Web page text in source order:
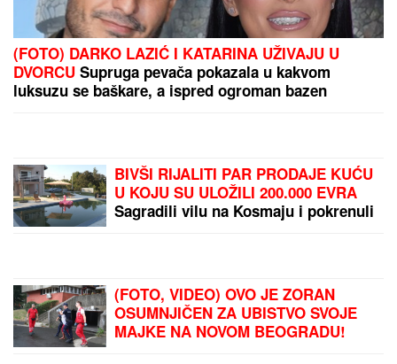
(FOTO) DARKO LAZIĆ I KATARINA UŽIVAJU U
DVORCU Supruga pevača pokazala u kakvom
luksuzu se baškare, a ispred ogroman bazen
BIVŠI RIJALITI PAR PRODAJE KUĆU
U KOJU SU ULOŽILI 200.000 EVRA
Sagradili vilu na Kosmaju i pokrenuli
(FOTO, VIDEO) OVO JE ZORAN
OSUMNJIČEN ZA UBISTVO SVOJE
MAJKE NA NOVOM BEOGRADU!